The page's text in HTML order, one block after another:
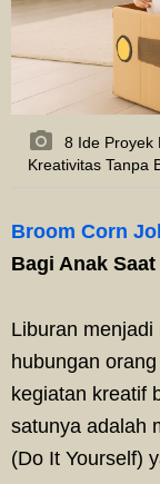
8 Ide Proyek
Kreativitas Tanpa
Broom Corn
Bagi Anak
Liburan
hubungan
kegiatan kreatif
satunya adalah
(Do It Yourself)